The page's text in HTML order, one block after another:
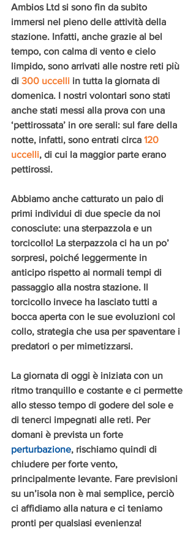
Ambios Ltd si sono fin da subito
immersi nel pieno delle attività della
stazione. Infatti, anche grazie al bel
tempo, con calma di vento e cielo
limpido, sono arrivati alle nostre reti più
di 300 uccelli in tutta la giornata di
domenica. I nostri volontari sono stati
anche stati messi alla prova con una
‘pettirossata’ in ore serali: sul fare della
notte, infatti, sono entrati circa 120
uccelli, di cui la maggior parte erano
pettirossi.
Abbiamo anche catturato un paio di
primi individui di due specie da noi
conosciute: una sterpazzola e un
torcicollo! La sterpazzola ci ha un po’
sorpresi, poiché leggermente in
anticipo rispetto ai normali tempi di
passaggio alla nostra stazione. Il
torcicollo invece ha lasciato tutti a
bocca aperta con le sue evoluzioni col
collo, strategia che usa per spaventare i
predatori o per mimetizzarsi.
La giornata di oggi è iniziata con un
ritmo tranquillo e costante e ci permette
allo stesso tempo di godere del sole e
di tenerci impegnati alle reti. Per
domani è prevista un forte
perturbazione, rischiamo quindi di
chiudere per forte vento,
principalmente levante. Fare previsioni
su un’isola non è mai semplice, perciò
ci affidiamo alla natura e ci teniamo
pronti per qualsiasi evenienza!